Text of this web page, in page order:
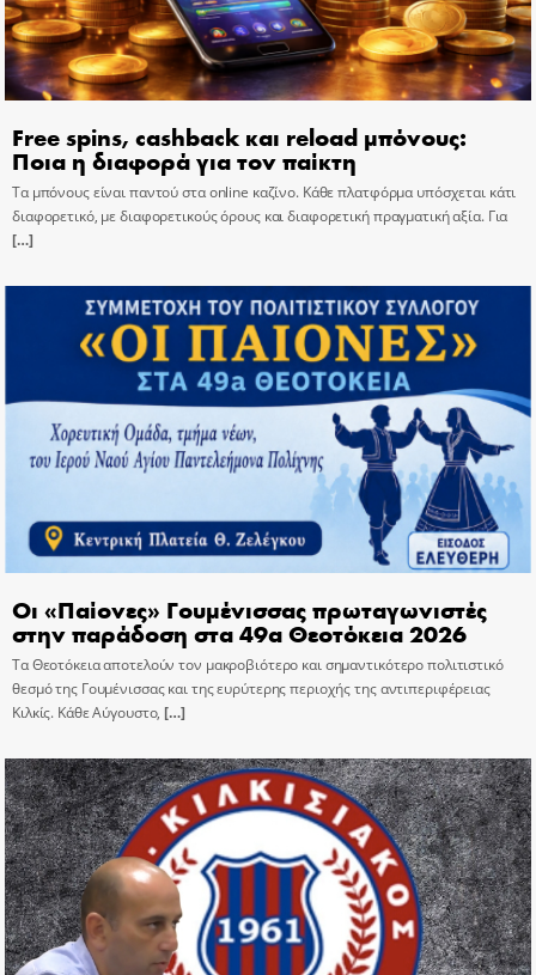
Free spins, cashback και reload μπόνους:
Ποια η διαφορά για τον παίκτη
Τα μπόνους είναι παντού στα online καζίνο. Κάθε πλατφόρμα υπόσχεται κάτι
διαφορετικό, με διαφορετικούς όρους και διαφορετική πραγματική αξία. Για
[…]
Οι «Παίονες» Γουμένισσας πρωταγωνιστές
στην παράδοση στα 49α Θεοτόκεια 2026
Τα Θεοτόκεια αποτελούν τον μακροβιότερο και σημαντικότερο πολιτιστικό
θεσμό της Γουμένισσας και της ευρύτερης περιοχής της αντιπεριφέρειας
Κιλκίς. Κάθε Αύγουστο, […]